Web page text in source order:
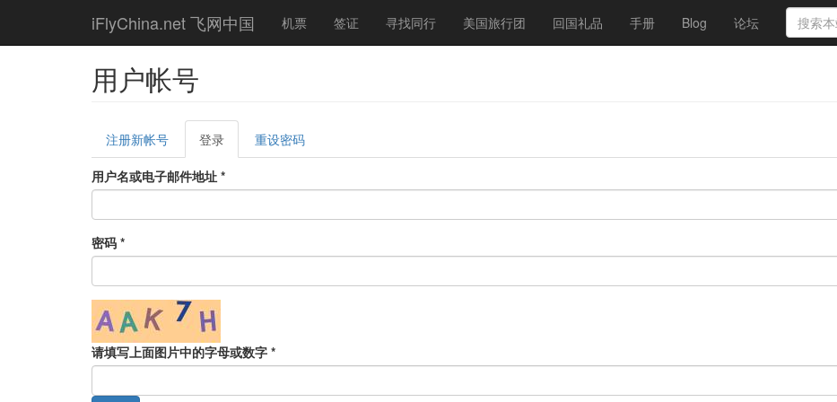
main
iFlyChina.net 飞网中国 机票 签证 寻找同行 美国旅行团 回国礼品 手册 Blog 论坛
用户帐号
Primary
tabs
注册新帐号 登录 (active
tab)
重设密码
用户名或电子邮件地址 *
密码 *
请填写上面图片中的字母或数字 *